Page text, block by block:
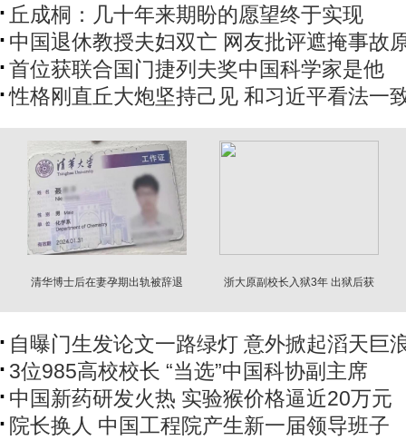
丘成桐：几十年来期盼的愿望终于实现
中国退休教授夫妇双亡 网友批评遮掩事故
首位获联合国门捷列夫奖中国科学家是他
性格刚直丘大炮坚持己见 和习近平看法一
清华博士后在妻孕期出轨被辞退
浙大原副校长入狱3年 出狱后获
自曝门生发论文一路绿灯 意外掀起滔天巨
3位985高校校长 “当选”中国科协副主席
中国新药研发火热 实验猴价格逼近20万元
院长换人 中国工程院产生新一届领导班子